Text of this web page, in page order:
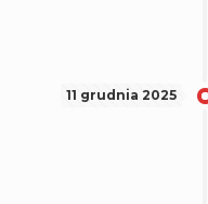
11 grudnia 2025